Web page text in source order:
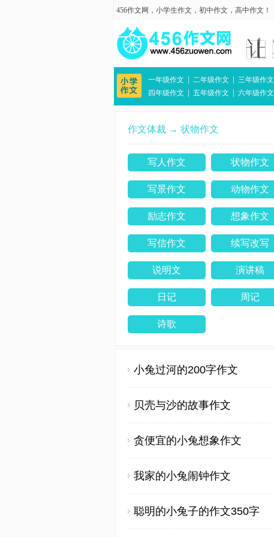
456作文网 ， 小学生作文 ， 初中作文 ， 高中作文 ！
一年级作文 二年级作文
三年级作文
四年级作文
五年级作文 六年级作文
作文体裁 → 状物作文
写人作文 状物作文
写景作文 动物作文
励志作文 想象作文
写信作文 续写改写
说明文 演讲稿
日记 周记
诗歌
小兔过河的200字作文
贝壳与沙的故事作文
贪便宜的小兔想象作文
我家的小兔闹钟作文
聪明的小兔子的作文350字